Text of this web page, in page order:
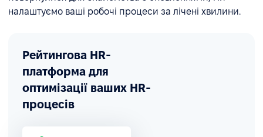
налаштуємо ваші робочі процеси за лічені хвилини.
Рейтингова HR-
платформа для
оптимізації ваших HR-
процесів